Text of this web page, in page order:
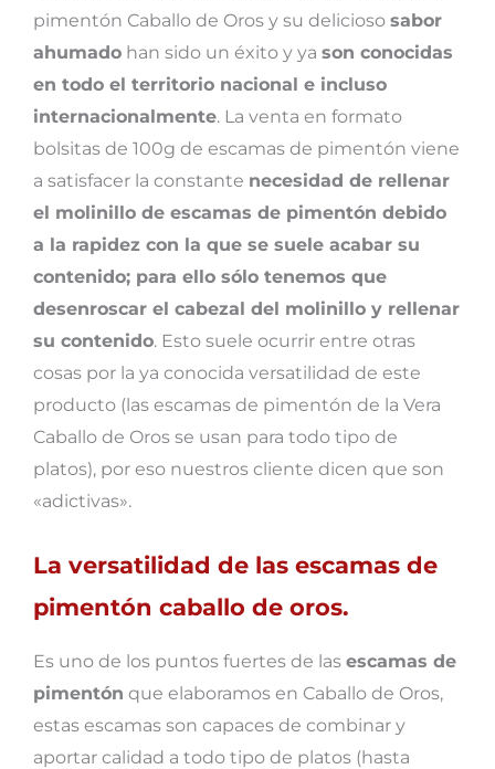
pimentón Caballo de Oros y su delicioso sabor
ahumado han sido un éxito y ya son conocidas
en todo el territorio nacional e incluso
internacionalmente. La venta en formato
bolsitas de 100g de escamas de pimentón viene
a satisfacer la constante necesidad de rellenar
el molinillo de escamas de pimentón debido
a la rapidez con la que se suele acabar su
contenido; para ello sólo tenemos que
desenroscar el cabezal del molinillo y rellenar
su contenido. Esto suele ocurrir entre otras
cosas por la ya conocida versatilidad de este
producto (las escamas de pimentón de la Vera
Caballo de Oros se usan para todo tipo de
platos), por eso nuestros cliente dicen que son
«adictivas».
La versatilidad de las escamas de
pimentón caballo de oros.
Es uno de los puntos fuertes de las escamas de
pimentón que elaboramos en Caballo de Oros,
estas escamas son capaces de combinar y
aportar calidad a todo tipo de platos (hasta